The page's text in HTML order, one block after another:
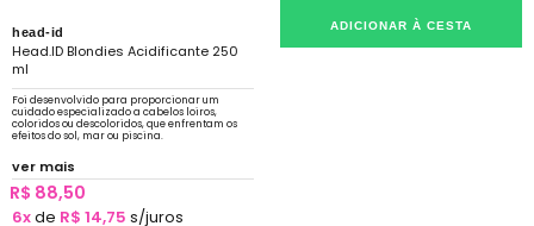
head-id
Head.ID Blondies Acidificante 250
ml
Foi desenvolvido para proporcionar um
cuidado especializado a cabelos loiros,
coloridos ou descoloridos, que enfrentam os
efeitos do sol, mar ou piscina.
ver mais
R$ 88,50
6xde R$ 14,75 s/juros
ADICIONAR À CESTA